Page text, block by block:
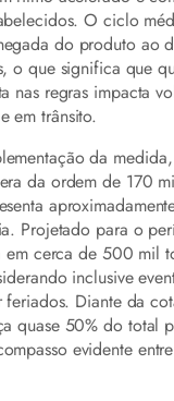
O ciclo
do produto ao
o que significa que
nas regras impacta
em trânsito.
da
da ordem de 170
Projetado para o
em cerca de 500 mil
inclusive
feriados. Diante da
quase 50% do total
evidente